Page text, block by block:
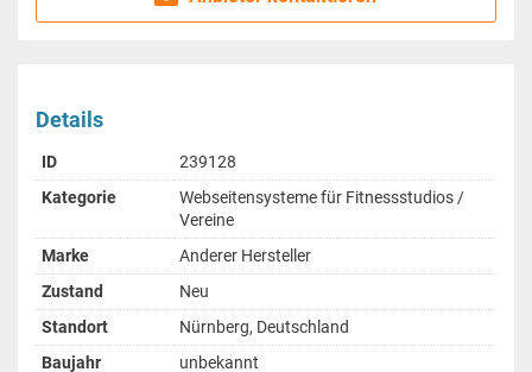
Details
ID
239128
Kategorie
Webseitensysteme für Fitnessstudios /
Vereine
Marke
Anderer Hersteller
Zustand
Neu
Standort
Nürnberg, Deutschland
Baujahr
unbekannt